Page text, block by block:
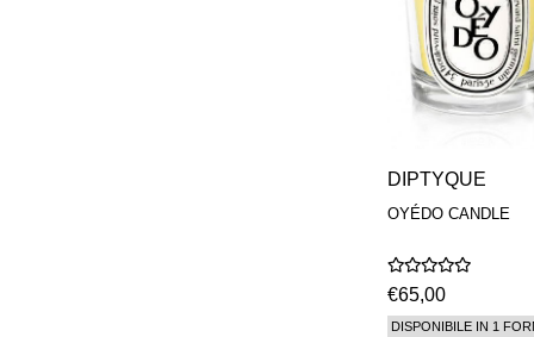
DIPTYQUE
OYÉDO CANDLE
€65,00
DISPONIBILE IN 1